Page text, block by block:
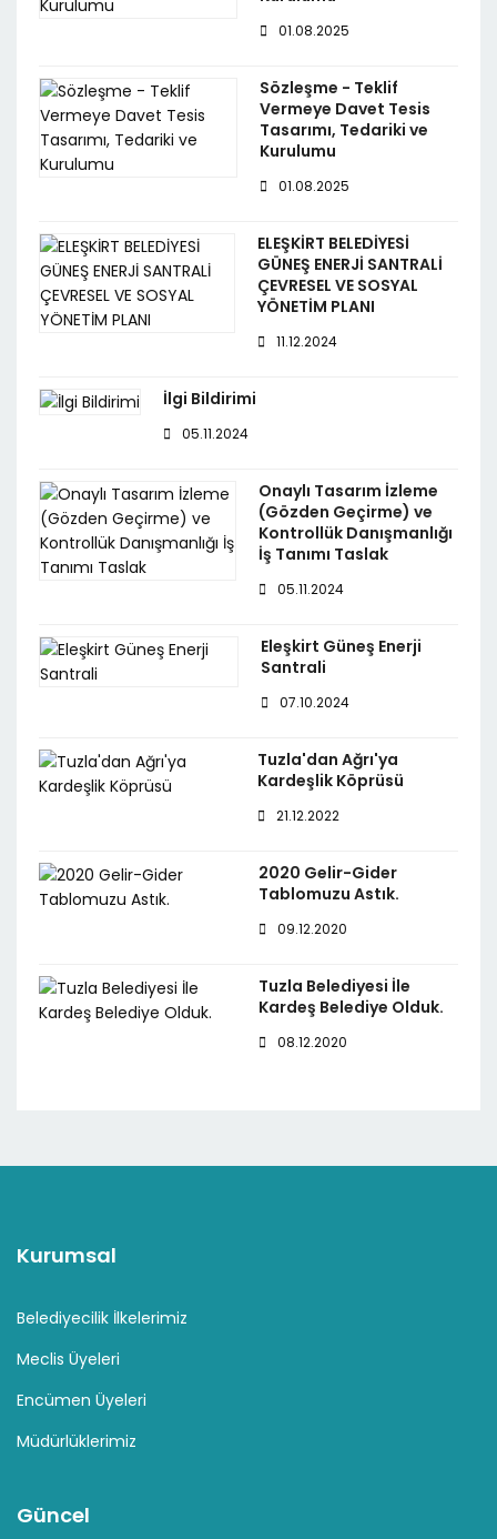
01.08.2025
Sözleşme - Teklif
Vermeye Davet Tesis
Tasarımı, Tedariki ve
Kurulumu
01.08.2025
ELEŞKİRT BELEDİYESİ
GÜNEŞ ENERJİ SANTRALİ
ÇEVRESEL VE SOSYAL
YÖNETİM PLANI
11.12.2024
İlgi Bildirimi
05.11.2024
Onaylı Tasarım İzleme
(Gözden Geçirme) ve
Kontrollük Danışmanlığı
İş Tanımı Taslak
05.11.2024
Eleşkirt Güneş Enerji
Santrali
07.10.2024
Tuzla'dan Ağrı'ya
Kardeşlik Köprüsü
21.12.2022
2020 Gelir-Gider
Tablomuzu Astık.
09.12.2020
Tuzla Belediyesi İle
Kardeş Belediye Olduk.
08.12.2020
Kurumsal
Belediyecilik İlkelerimiz
Meclis Üyeleri
Encümen Üyeleri
Müdürlüklerimiz
Güncel